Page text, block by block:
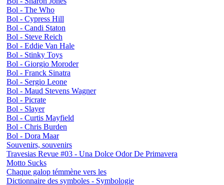
Bol - The Who
Bol - Cypress Hill
Bol - Candi Staton
Bol - Steve Reich
Bol - Eddie Van Hale
Bol - Stinky Toys
Bol - Giorgio Moroder
Bol - Franck Sinatra
Bol - Sergio Leone
Bol - Maud Stevens Wagner
Bol - Picrate
Bol - Slayer
Bol - Curtis Mayfield
Bol - Chris Burden
Bol - Dora Maar
Souvenirs, souvenirs
Travesias Revue #03 - Una Dolce Odor De Primavera
Motto Sucks
Chaque galop témmène vers les
Dictionnaire des symboles - Symbologie